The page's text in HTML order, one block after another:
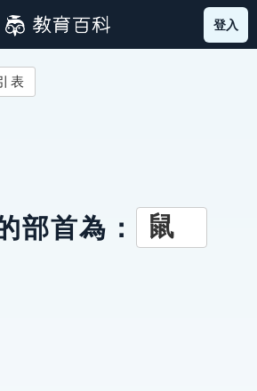
登入
表
部首為： 鼠